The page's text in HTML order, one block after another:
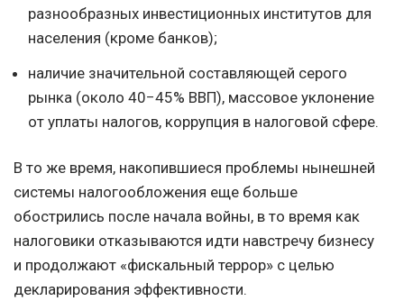
разнообразных инвестиционных институтов для
населения (кроме банков);
наличие значительной составляющей серого
рынка (около 40−45% ВВП), массовое уклонение
от уплаты налогов, коррупция в налоговой сфере.
В то же время, накопившиеся проблемы нынешней
системы налогообложения еще больше
обострились после начала войны, в то время как
налоговики отказываются идти навстречу бизнесу
и продолжают «фискальный террор» с целью
декларирования эффективности.